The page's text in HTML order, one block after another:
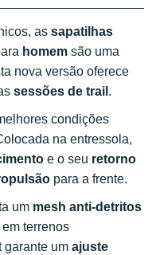
as sapatilhas
homem são uma
nova versão oferece
sessões de trail .
condições
na entressola,
e o seu retorno
para a frente.
um mesh anti-detritos
terrenos
garante um ajuste